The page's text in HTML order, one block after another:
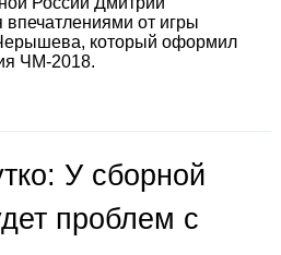
от игры
который оформил
ЧМ-2018.
У сборной
проблем с